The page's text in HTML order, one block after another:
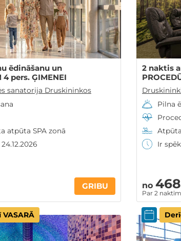
ēdināšanu un
4 pers. ĢIMENEI
sanatorija Druskininkos
atpūta SPA zonā
GRIBU
2 naktis
Pilna
Ir
no
Par 2 naktīm